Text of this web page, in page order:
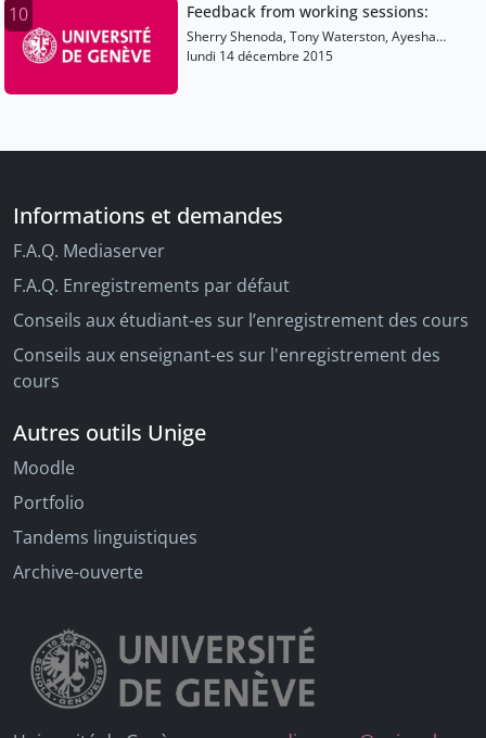
10 Feedback from working sessions:
Sherry Shenoda, Tony Waterston, Ayesha
Kadir, Anna Sarkadi, Serpil Ugur Baysal, Shanti
lundi 14 décembre 2015
Informations et demandes
F.A.Q. Mediaserver
F.A.Q. Enregistrements par défaut
Conseils aux étudiant-es sur l’enregistrement des cours
Conseils aux enseignant-es sur l'enregistrement des
cours
Autres outils Unige
Moodle
Portfolio
Tandems linguistiques
Archive-ouverte